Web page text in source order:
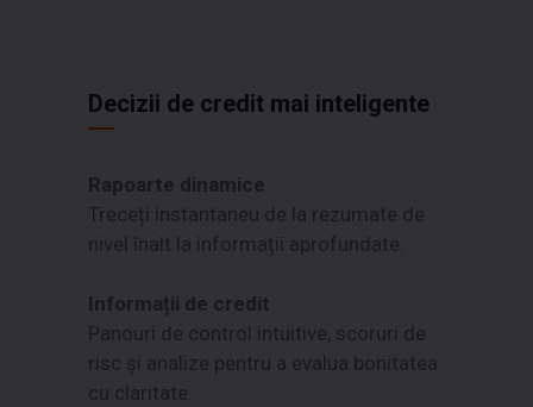
Decizii de credit mai inteligente
Rapoarte dinamice
Treceți instantaneu de la rezumate de
nivel înalt la informații aprofundate.
Informații de credit
Panouri de control intuitive, scoruri de
risc și analize pentru a evalua bonitatea
cu claritate.